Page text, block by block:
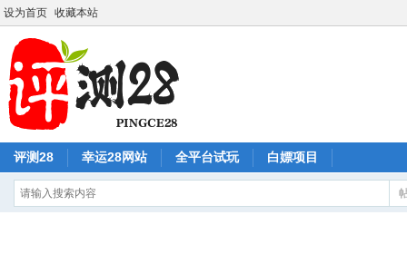
设为首页 收藏本站
评测28 幸运28网站 全平台试玩 白嫖项目